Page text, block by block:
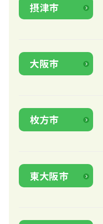
摂津市
大阪市
枚方市
東大阪市